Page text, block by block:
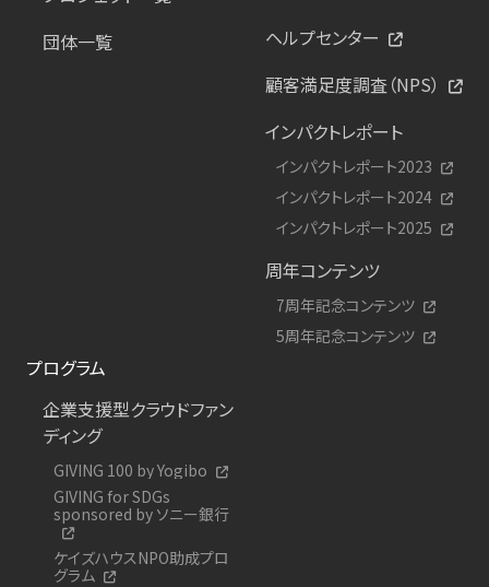
団体一覧
ヘルプセンター
顧客満足度調査（NPS）
インパクトレポート
インパクトレポート2023
インパクトレポート2024
インパクトレポート2025
周年コンテンツ
7周年記念コンテンツ
5周年記念コンテンツ
プログラム
企業支援型クラウドファン
ディング
GIVING 100 by Yogibo
GIVING for SDGs
sponsored by ソニー銀行
ケイズハウスNPO助成プロ
グラム